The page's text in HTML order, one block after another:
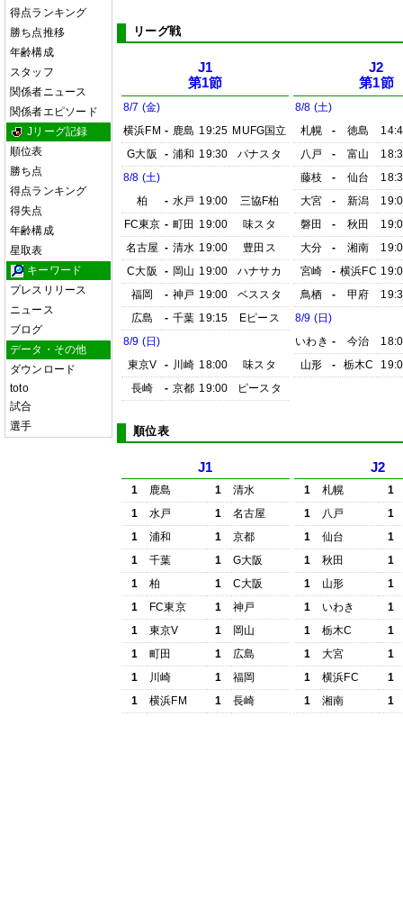
得点ランキング
勝ち点推移
年齢構成
スタッフ
関係者ニュース
関係者エピソード
Jリーグ記録
順位表
勝ち点
得点ランキング
得失点
年齢構成
星取表
キーワード
プレスリリース
ニュース
ブログ
データ・その他
ダウンロード
toto
試合
選手
リーグ戦
J1
第1節
8/7 (金)
横浜FM - 鹿島 19:25 MUFG国立
G大阪
- 浦和 19:30
パナスタ
8/8 (土)
柏
- 水戸 19:00
三協F柏
FC東京 - 町田 19:00
味スタ
名古屋 - 清水 19:00
豊田ス
C大阪
- 岡山 19:00
ハナサカ
福岡
- 神戸 19:00
ベススタ
広島
- 千葉 19:15
Eピース
8/9 (日)
東京V
- 川崎 18:00
味スタ
長崎
- 京都 19:00 ピースタ
J2
第1節
8/8 (土)
札幌
- 徳島
八戸
- 富山
藤枝
- 仙台
大宮
- 新潟
磐田
- 秋田
大分
- 湘南
宮崎
- 横浜FC
鳥栖
- 甲府
8/9 (日)
いわき - 今治
山形
- 栃木C
順位表
J1
1 鹿島 1
清水
1
水戸 1
名古屋
1
浦和 1
京都
1
千葉 1
G大阪
1
柏 1
C大阪
1
FC東京 1
神戸
1
東京V 1
岡山
1
町田 1
広島
1
川崎 1
福岡
1
横浜FM 1 長崎
J2
1 札幌
1
1
八戸
1
1
仙台
1
1
秋田
1
1
山形
1
1
いわき
1
1
栃木C
1
1
大宮
1
1
横浜FC
1
1
湘南 1